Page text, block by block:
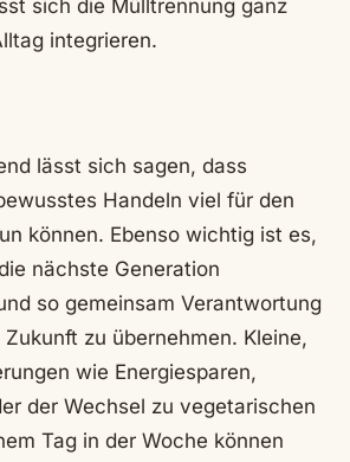
sich die Mülltrennung ganz
integrieren.
lässt sich sagen, dass
Handeln viel für den
können. Ebenso wichtig ist es,
nächste Generation
so gemeinsam Verantwortung
zu übernehmen. Kleine,
wie Energiesparen,
der Wechsel zu vegetarischen
Tag in der Woche können